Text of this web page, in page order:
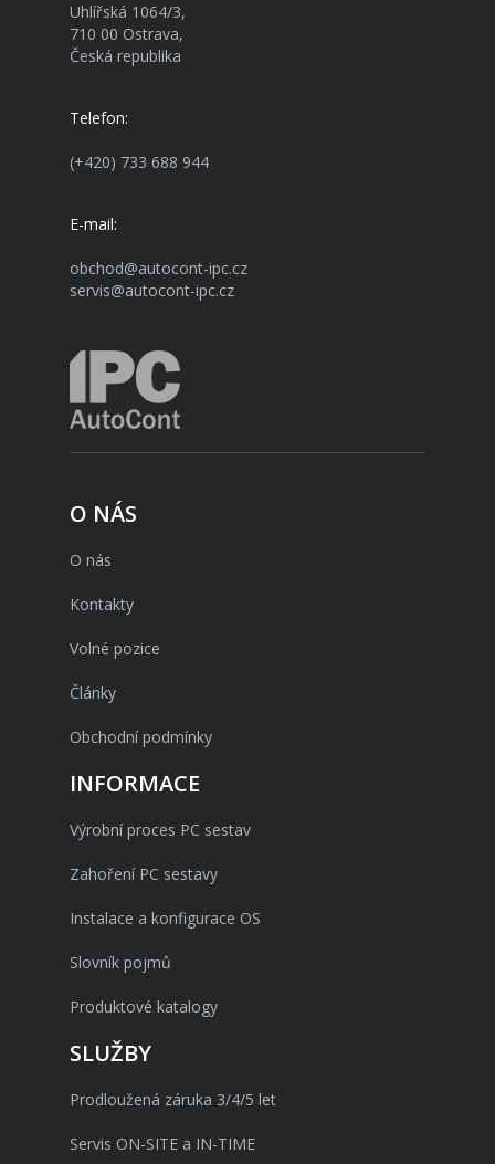
Uhlířská 1064/3,
710 00 Ostrava,
Česká republika
Telefon:
(+420) 733 688 944
E-mail:
obchod@autocont-ipc.cz
servis@autocont-ipc.cz
O NÁS
O nás
Kontakty
Volné pozice
Články
Obchodní podmínky
INFORMACE
Výrobní proces PC sestav
Zahoření PC sestavy
Instalace a konfigurace OS
Slovník pojmů
Produktové katalogy
SLUŽBY
Prodloužená záruka 3/4/5 let
Servis ON-SITE a IN-TIME